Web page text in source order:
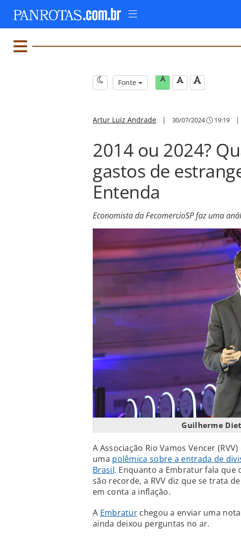
Fonte
Artur Luiz Andrade | 30/07/2024 19:19 |
2014 ou 2024?
gastos de
Entenda
Economista da FecomercioSP faz uma
Guilherme
A Associação Rio Vamos Vencer
uma polêmica sobre a entrada de
Brasil. Enquanto a Embratur fala que
são recorde, a RVV diz que se trata
em conta a inflação.
A Embratur chegou a enviar uma
ainda deixou perguntas no ar.